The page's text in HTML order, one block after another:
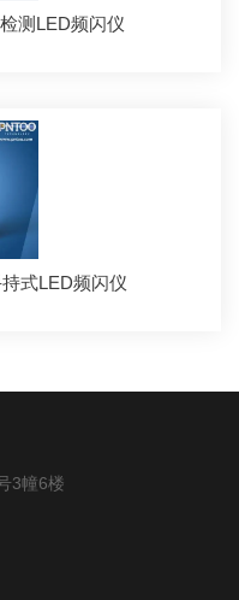
测LED频闪仪
式LED频闪仪
3幢6楼